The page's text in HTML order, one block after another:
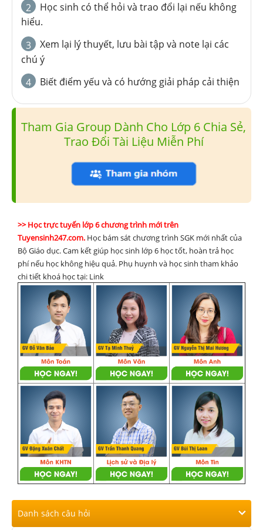
2
Học sinh có thể hỏi và trao đổi lại nếu không
hiểu.
3
Xem lại lý thuyết, lưu bài tập và note lại các
chú ý
4
Biết điểm yếu và có hướng giải pháp cải thiện
Tham Gia Group Dành Cho Lớp 6 Chia Sẻ,
Trao Đổi Tài Liệu Miễn Phí
>> Học trực tuyến lớp 6 chương trình mới trên
Tuyensinh247.com. Học bám sát chương trình SGK mới nhất của
Bộ Giáo dục. Cam kết giúp học sinh lớp 6 học tốt, hoàn trả học
phí nếu học không hiệu quả. Phụ huynh và học sinh tham khảo
chi tiết khoá học tại: Link
Danh sách câu hỏi